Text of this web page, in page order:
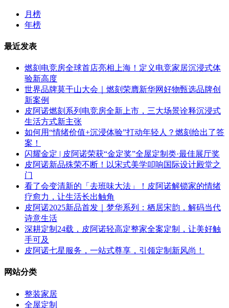
月榜
年榜
最近发表
燃刻电竞房全球首店亮相上海！定义电竞家居沉浸式体
验新高度
世界品牌莫干山大会｜燃刻荣膺新华网好物甄选品牌创
新案例
皮阿诺燃刻系列电竞房全新上市，三大场景诠释沉浸式
生活方式新主张
如何用“情绪价值+沉浸体验”打动年轻人？燃刻给出了答
案！
闪耀金定 | 皮阿诺荣获“金定奖”全屋定制类·最佳展厅奖
皮阿诺新品殊荣不断！以宋式美学叩响国际设计殿堂之
门
看了会变清新的「去班味大法」！皮阿诺解锁家的情绪
疗愈力，让生活长出触角
皮阿诺2025新品首发｜梦华系列：栖居宋韵，解码当代
诗意生活
深耕定制24载，皮阿诺轻高定整家全案定制，让美好触
手可及
皮阿诺七星服务，一站式尊享，引领定制新风尚！
网站分类
整装家居
全屋定制